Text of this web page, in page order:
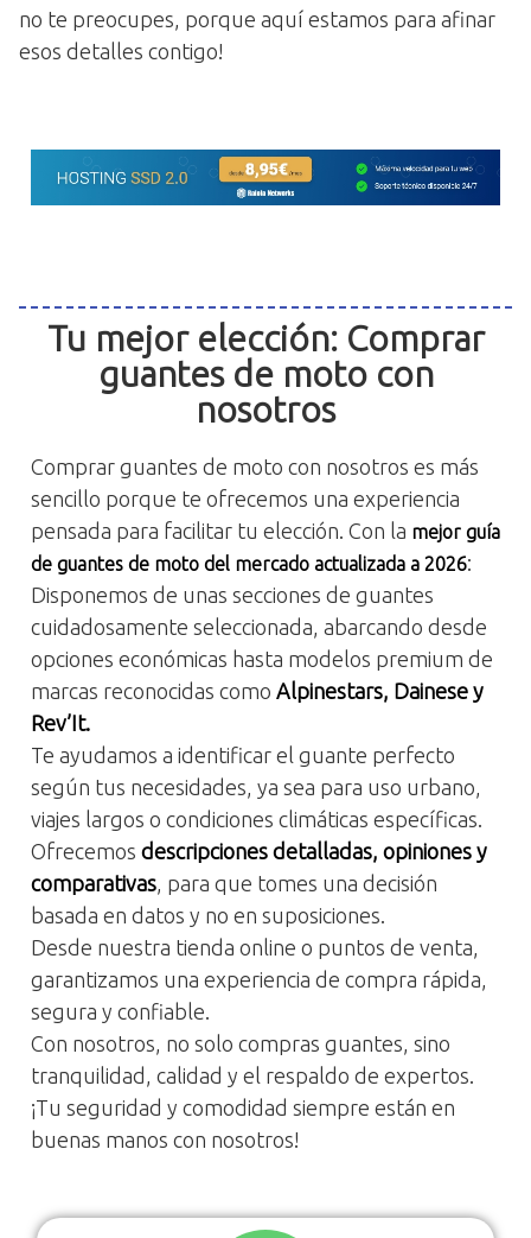
no te preocupes, porque aquí estamos para afinar
esos detalles contigo!
Tu mejor elección: Comprar
guantes de moto con
nosotros
Comprar guantes de moto con nosotros es más
sencillo porque te ofrecemos una experiencia
pensada para facilitar tu elección. Con la mejor guía
de guantes de moto del mercado actualizada a 2026:
Disponemos de unas secciones de guantes
cuidadosamente seleccionada, abarcando desde
opciones económicas hasta modelos premium de
marcas reconocidas como Alpinestars, Dainese y
Rev’It.
Te ayudamos a identificar el guante perfecto
según tus necesidades, ya sea para uso urbano,
viajes largos o condiciones climáticas específicas.
Ofrecemos descripciones detalladas, opiniones y
comparativas , para que tomes una decisión
basada en datos y no en suposiciones.
Desde nuestra tienda online o puntos de venta,
garantizamos una experiencia de compra rápida,
segura y confiable.
Con nosotros, no solo compras guantes, sino
tranquilidad, calidad y el respaldo de expertos.
¡Tu seguridad y comodidad siempre están en
buenas manos con nosotros!